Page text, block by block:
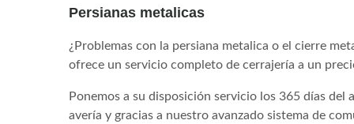
Persianas metalicas
¿Problemas con la persiana metalica o el cierre
ofrece un servicio completo de cerrajería a un
Ponemos a su disposición servicio los 365 días
avería y gracias a nuestro avanzado sistema de